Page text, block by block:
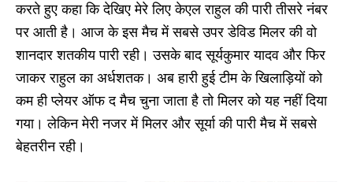
करते हुए कहा कि देखिए मेरे लिए केएल राहुल की पारी तीसरे नंबर
पर आती है। आज के इस मैच में सबसे उपर डेविड मिलर की वो
शानदार शतकीय पारी रही। उसके बाद सूर्यकुमार यादव और फिर
जाकर राहुल का अर्धशतक। अब हारी हुई टीम के खिलाड़ियों को
कम ही प्लेयर ऑफ द मैच चुना जाता है तो मिलर को यह नहीं दिया
गया। लेकिन मेरी नजर में मिलर और सूर्या की पारी मैच में सबसे
बेहतरीन रही।